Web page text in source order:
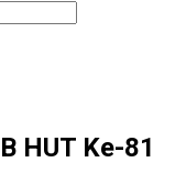
HUT Ke-81